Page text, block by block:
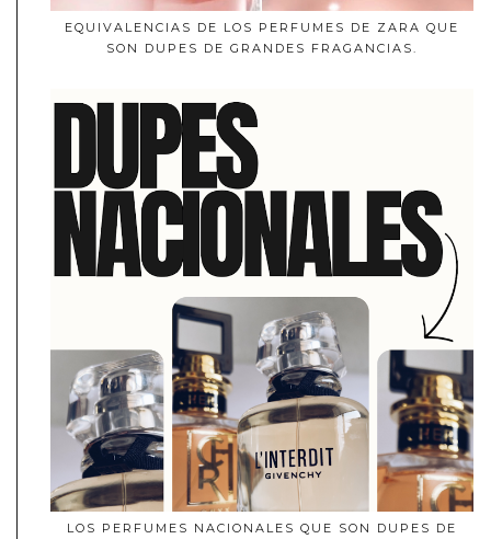
EQUIVALENCIAS DE LOS PERFUMES DE ZARA QUE
SON DUPES DE GRANDES FRAGANCIAS.
LOS PERFUMES NACIONALES QUE SON DUPES DE